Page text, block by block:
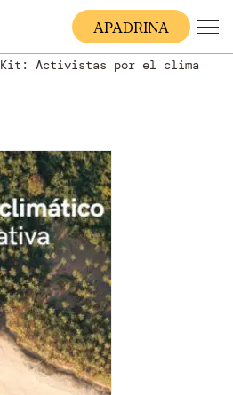
APADRINA
Kit: Activistas por el clima